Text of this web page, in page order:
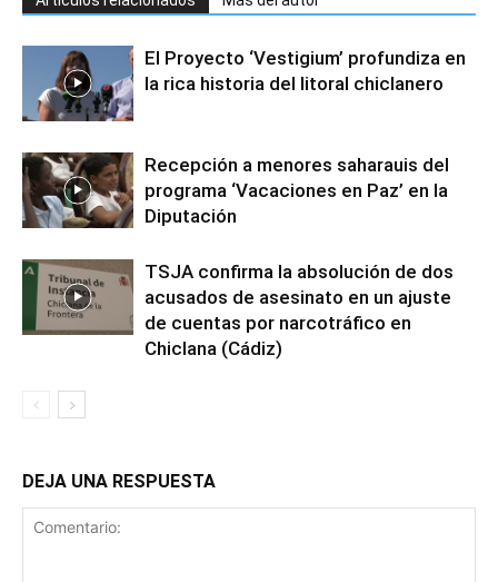
El Proyecto ‘Vestigium’ profundiza en
la rica historia del litoral chiclanero
Recepción a menores saharauis del
programa ‘Vacaciones en Paz’ en la
Diputación
TSJA confirma la absolución de dos
acusados de asesinato en un ajuste
de cuentas por narcotráfico en
Chiclana (Cádiz)
DEJA UNA RESPUESTA